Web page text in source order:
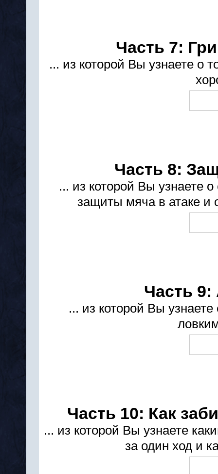
Часть 7:
... из которой Вы узнаете о
Часть 8:
... из которой Вы узнаете
защиты мяча в атаке и
Часть
... из которой Вы
Часть 10: Как
... из которой Вы узнаете
за один ход и